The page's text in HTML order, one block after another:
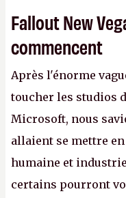
Fallout New
commencent
Après l'énorme
toucher les studios
Microsoft, nous
allaient se mettre
humaine et
certains pourront